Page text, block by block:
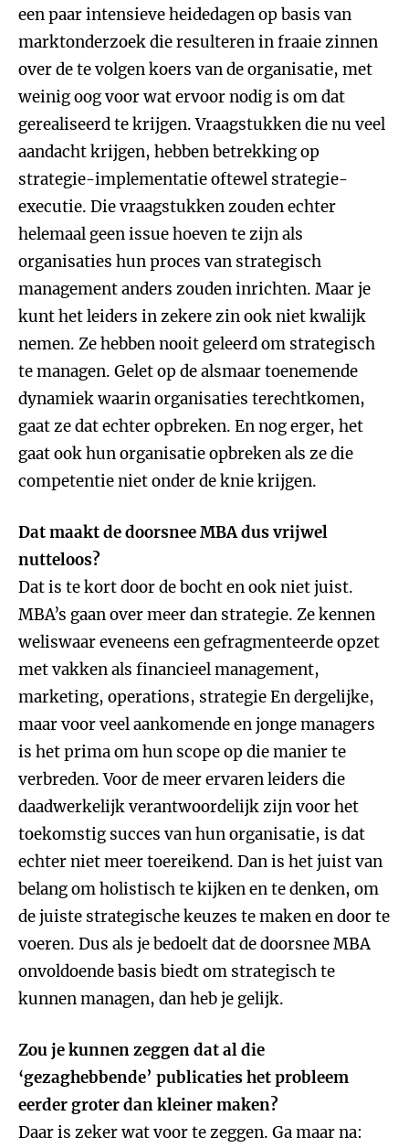
een paar intensieve heidedagen op basis van
marktonderzoek die resulteren in fraaie zinnen
over de te volgen koers van de organisatie, met
weinig oog voor wat ervoor nodig is om dat
gerealiseerd te krijgen. Vraagstukken die nu veel
aandacht krijgen, hebben betrekking op
strategie-implementatie oftewel strategie-
executie. Die vraagstukken zouden echter
helemaal geen issue hoeven te zijn als
organisaties hun proces van strategisch
management anders zouden inrichten. Maar je
kunt het leiders in zekere zin ook niet kwalijk
nemen. Ze hebben nooit geleerd om strategisch
te managen. Gelet op de alsmaar toenemende
dynamiek waarin organisaties terechtkomen,
gaat ze dat echter opbreken. En nog erger, het
gaat ook hun organisatie opbreken als ze die
competentie niet onder de knie krijgen.
Dat maakt de doorsnee MBA dus vrijwel
nutteloos?
Dat is te kort door de bocht en ook niet juist.
MBA’s gaan over meer dan strategie. Ze kennen
weliswaar eveneens een gefragmenteerde opzet
met vakken als financieel management,
marketing, operations, strategie En dergelijke,
maar voor veel aankomende en jonge managers
is het prima om hun scope op die manier te
verbreden. Voor de meer ervaren leiders die
daadwerkelijk verantwoordelijk zijn voor het
toekomstig succes van hun organisatie, is dat
echter niet meer toereikend. Dan is het juist van
belang om holistisch te kijken en te denken, om
de juiste strategische keuzes te maken en door te
voeren. Dus als je bedoelt dat de doorsnee MBA
onvoldoende basis biedt om strategisch te
kunnen managen, dan heb je gelijk.
Zou je kunnen zeggen dat al die
‘gezaghebbende’ publicaties het probleem
eerder groter dan kleiner maken?
Daar is zeker wat voor te zeggen. Ga maar na: